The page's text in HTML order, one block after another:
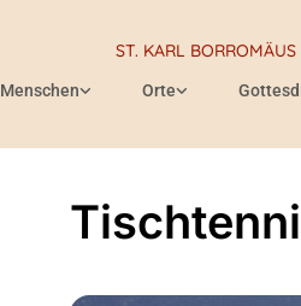
ST. KARL
Menschen Orte